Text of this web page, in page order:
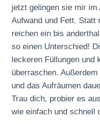
jetzt gelingen sie mir
Aufwand und Fett. Statt
reichen ein bis
so einen Unterschied!
leckeren Füllungen und
überraschen.
und das Aufräumen
Trau dich, probier es
wie einfach und schnell